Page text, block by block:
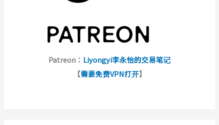
Patreon： Liyongyi李永怡的交易笔记
【需要免费VPN打开】